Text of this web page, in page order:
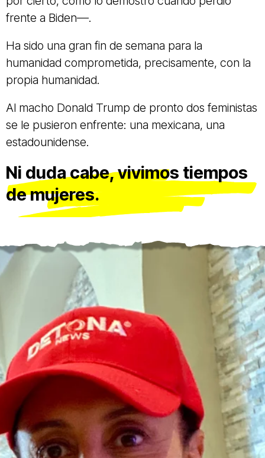
frente a Biden—.
Ha sido una gran fin de semana para la
humanidad comprometida, precisamente, con la
propia humanidad.
Al macho Donald Trump de pronto dos feministas
se le pusieron enfrente: una mexicana, una
estadounidense.
Ni duda cabe, vivimos tiempos
de mujeres.